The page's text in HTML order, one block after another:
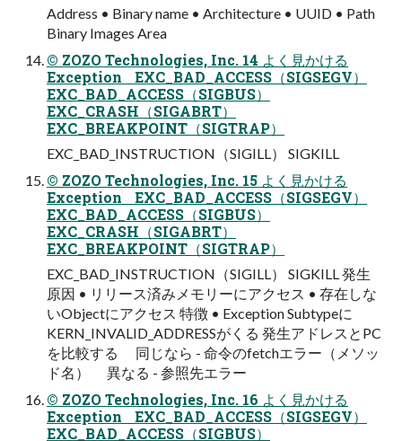
Address • Binary name • Architecture • UUID • Path
Binary Images Area
© ZOZO Technologies, Inc. 14 よく見かける
Exception EXC_BAD_ACCESS（SIGSEGV）
EXC_BAD_ACCESS（SIGBUS）
EXC_CRASH（SIGABRT）
EXC_BREAKPOINT（SIGTRAP）
EXC_BAD_INSTRUCTION（SIGILL） SIGKILL
© ZOZO Technologies, Inc. 15 よく見かける
Exception EXC_BAD_ACCESS（SIGSEGV）
EXC_BAD_ACCESS（SIGBUS）
EXC_CRASH（SIGABRT）
EXC_BREAKPOINT（SIGTRAP）
EXC_BAD_INSTRUCTION（SIGILL） SIGKILL 発生
原因 • リリース済みメモリーにアクセス • 存在しな
いObjectにアクセス 特徴 • Exception Subtypeに
KERN_INVALID_ADDRESSがくる 発生アドレスとPC
を比較する 同じなら - 命令のfetchエラー（メソッ
ド名） 異なる - 参照先エラー
© ZOZO Technologies, Inc. 16 よく見かける
Exception EXC_BAD_ACCESS（SIGSEGV）
EXC_BAD_ACCESS（SIGBUS）